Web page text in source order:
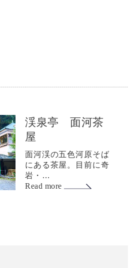
渓泉亭 面河茶
屋
面河渓の五色河原そば
にある茶屋。目前に奇
岩・…
Read more